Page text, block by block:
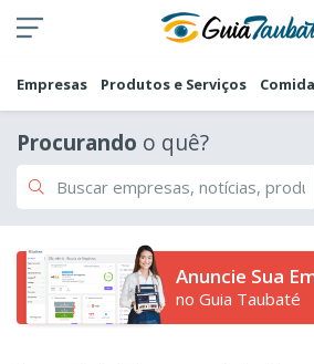
Empresas Produtos e Serviços
Procurando o quê?
Anuncie Sua
no Guia Taubaté